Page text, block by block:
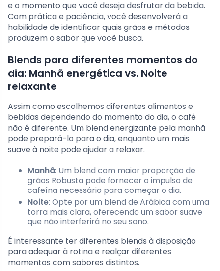
e o momento que você deseja desfrutar da bebida.
Com prática e paciência, você desenvolverá a
habilidade de identificar quais grãos e métodos
produzem o sabor que você busca.
Blends para diferentes momentos do
dia: Manhã energética vs. Noite
relaxante
Assim como escolhemos diferentes alimentos e
bebidas dependendo do momento do dia, o café
não é diferente. Um blend energizante pela manhã
pode prepará-lo para o dia, enquanto um mais
suave à noite pode ajudar a relaxar.
Manhã: Um blend com maior proporção de
grãos Robusta pode fornecer o impulso de
cafeína necessário para começar o dia.
Noite: Opte por um blend de Arábica com uma
torra mais clara, oferecendo um sabor suave
que não interferirá no seu sono.
É interessante ter diferentes blends à disposição
para adequar à rotina e realçar diferentes
momentos com sabores distintos.